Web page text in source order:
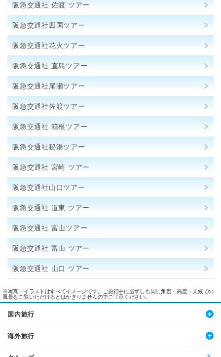
阪急交通社 佐渡 ツアー
阪急交通社四国ツアー
阪急交通社花火ツアー
阪急交通社 直島ツアー
阪急交通社尾瀬ツアー
阪急交通社佐渡ツアー
阪急交通社 箱根ツアー
阪急交通社秘湯ツアー
阪急交通社 宮崎 ツアー
阪急交通社山口ツアー
阪急交通社 道東 ツアー
阪急交通社 富山ツアー
阪急交通社 富山 ツアー
阪急交通社 山口 ツアー
※写真・イラストはすべてイメージです。ご旅行中に必ずしも同じ角度・高度・天候での
風景をご覧いただけるとはかぎりませんのでご了承ください。
国内旅行
海外旅行